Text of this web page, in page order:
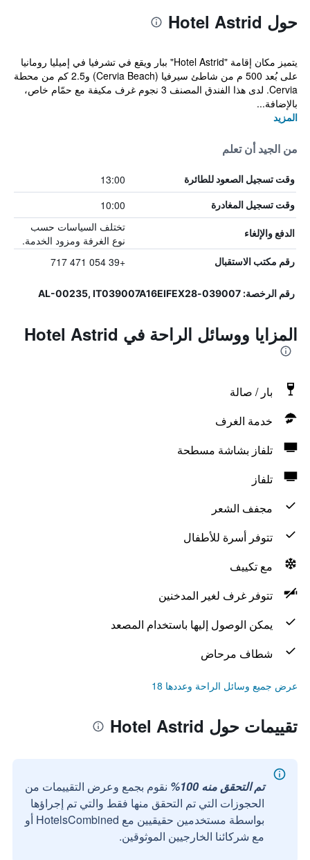
حول Hotel Astrid
يتميز مكان إقامة "Hotel Astrid" ببار ويقع في تشرفيا في إميليا رومانيا
على بُعد 500 م من شاطئ سيرفيا (Cervia Beach) و2.5 كم من محطة
Cervia. لدى هذا الفندق المصنف 3 نجوم غرف مكيفة مع حمّام خاص،
بالإضافة...
المزيد
من الجيد أن تعلم
وقت تسجيل الصعود للطائرة 13:00
وقت تسجيل المغادرة 10:00
الدفع والإلغاء
تختلف السياسات حسب
نوع الغرفة ومزود الخدمة.
رقم مكتب الاستقبال +39 054 471 717
رقم الرخصة: 039007-AL-00235, IT039007A16EIFEX28
المزايا ووسائل الراحة في Hotel Astrid
بار / صالة
خدمة الغرف
تلفاز بشاشة مسطحة
تلفاز
مجفف الشعر
تتوفر أسرة للأطفال
مع تكييف
تتوفر غرف لغير المدخنين
يمكن الوصول إليها باستخدام المصعد
شطاف مرحاض
عرض جميع وسائل الراحة وعددها 18
تقييمات حول Hotel Astrid
تم التحقق منه 100%
نقوم بجمع وعرض التقييمات من
الحجوزات التي تم التحقق منها فقط والتي تم إجراؤها
بواسطة مستخدمين حقيقيين مع HotelsCombined أو
مع شركائنا الخارجيين الموثوقين.